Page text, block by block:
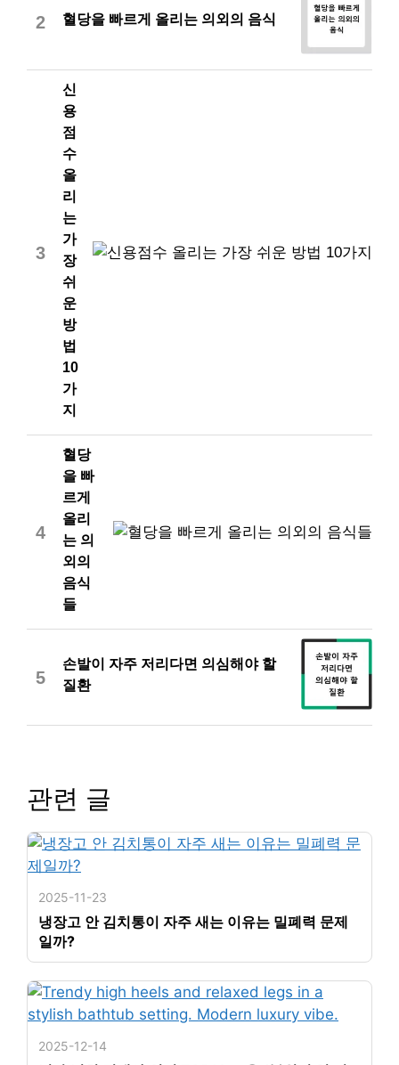
2 혈당을 빠르게 올리는 의외의 음식
3
신
용
점
수
올
리
는
가
장
쉬
운
방
법
10
가
지
4
혈당
을 빠
르게
올리
는 의
외의
음식
들
5
손발이 자주 저리다면 의심해야 할
질환
관련 글
2025-11-23
냉장고 안 김치통이 자주 새는 이유는 밀폐력 문제
일까?
2025-12-14